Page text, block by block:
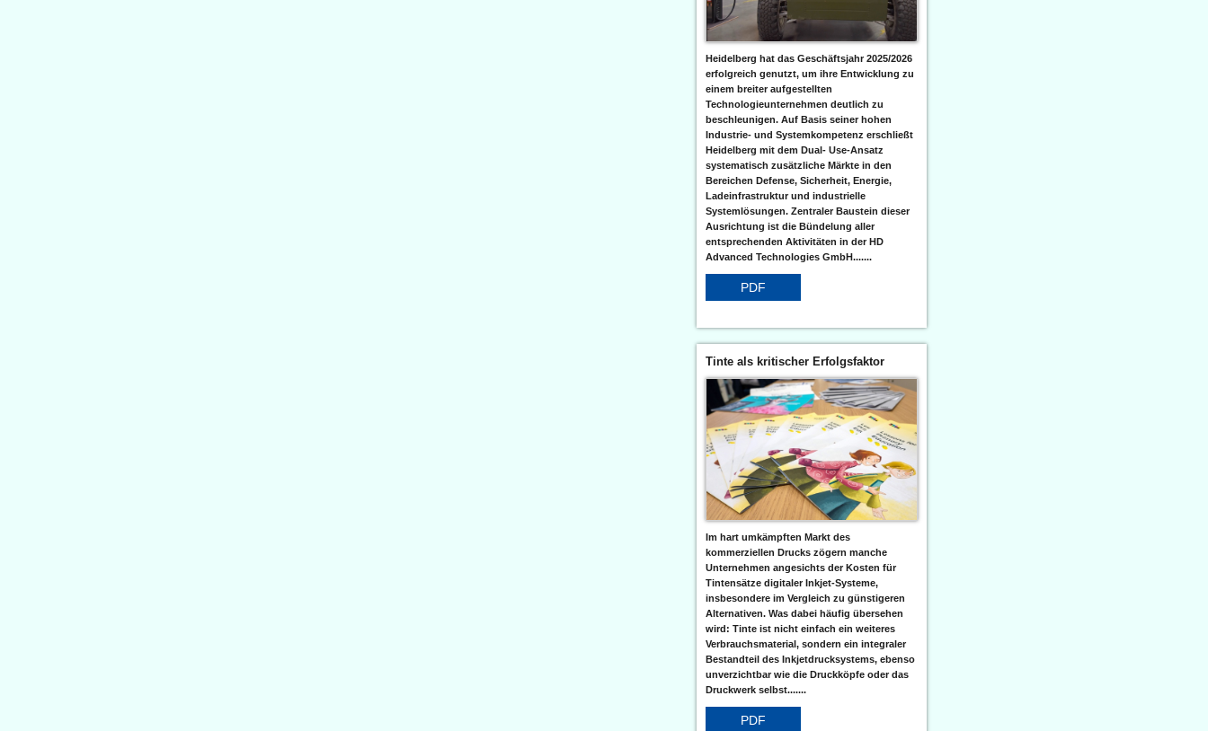
Heidelberg hat das Geschäftsjahr 2025/2026
erfolgreich genutzt, um ihre Entwicklung zu
einem breiter aufgestellten
Technologieunternehmen deutlich zu
beschleunigen. Auf Basis seiner hohen
Industrie- und Systemkompetenz erschließt
Heidelberg mit dem Dual- Use-Ansatz
systematisch zusätzliche Märkte in den
Bereichen Defense, Sicherheit, Energie,
Ladeinfrastruktur und industrielle
Systemlösungen. Zentraler Baustein dieser
Ausrichtung ist die Bündelung aller
entsprechenden Aktivitäten in der HD
Advanced Technologies GmbH.......
PDF
Tinte als kritischer Erfolgsfaktor
Im hart umkämpften Markt des
kommerziellen Drucks zögern manche
Unternehmen angesichts der Kosten für
Tintensätze digitaler Inkjet-Systeme,
insbesondere im Vergleich zu günstigeren
Alternativen. Was dabei häufig übersehen
wird: Tinte ist nicht einfach ein weiteres
Verbrauchsmaterial, sondern ein integraler
Bestandteil des Inkjetdrucksystems, ebenso
unverzichtbar wie die Druckköpfe oder das
Druckwerk selbst.......
PDF